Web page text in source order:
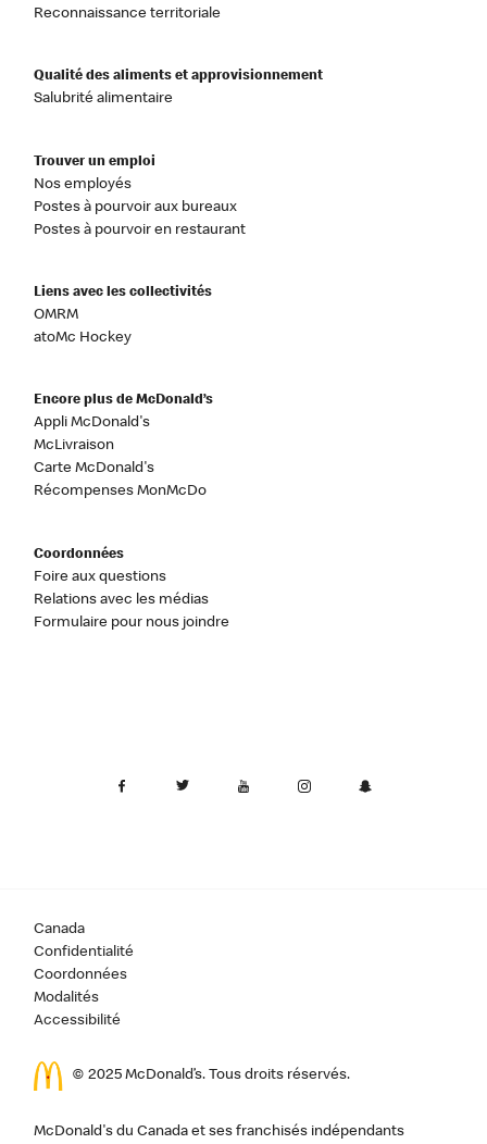
Reconnaissance territoriale
Qualité des aliments et approvisionnement
Salubrité alimentaire
Trouver un emploi
Nos employés
Postes à pourvoir aux bureaux
Postes à pourvoir en restaurant
Liens avec les collectivités
OMRM
atoMc Hockey
Encore plus de McDonald’s
Appli McDonald's
McLivraison
Carte McDonald's
Récompenses MonMcDo
Coordonnées
Foire aux questions
Relations avec les médias
Formulaire pour nous joindre
Canada
Confidentialité
Coordonnées
Modalités
Accessibilité
© 2025 McDonald’s. Tous droits réservés.
McDonald's du Canada et ses franchisés indépendants